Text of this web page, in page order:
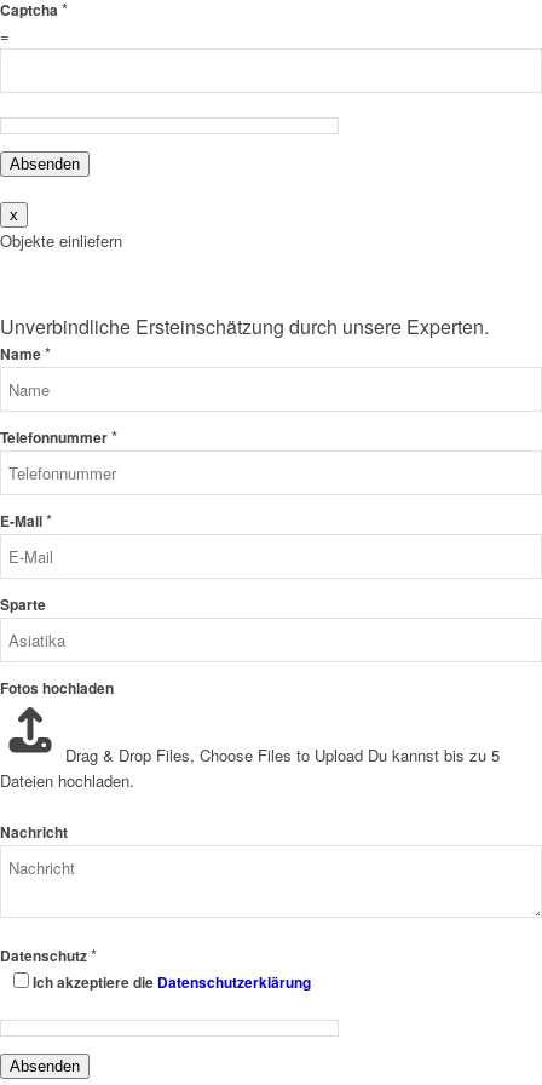
Captcha *
=
Absenden
x
Objekte einliefern
Unverbindliche Ersteinschätzung durch unsere Experten.
Name*
Telefonnummer*
E-Mail*
Sparte
Fotos hochladen
Drag & Drop Files, Choose Files to Upload Du kannst bis zu 5
Dateien hochladen.
Nachricht
Datenschutz*
Ich akzeptiere die Datenschutzerklärung
Absenden